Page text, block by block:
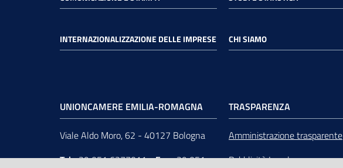
INTERNAZIONALIZZAZIONE DELLE IMPRESE CHI SIAMO
UNIONCAMERE EMILIA-ROMAGNA
Viale Aldo Moro, 62 - 40127 Bologna
Tel+39 051 6377011-Fax+39 051
TRASPARENZA
Amministrazione trasparente
Pubblicità Legale